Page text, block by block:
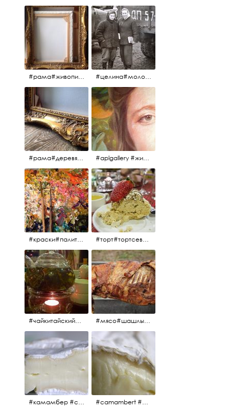
#рама#живопись#антиквариат#спб#aplgallery #целина#молодёжьнацелине#комсомолки#50тыегода #50тые#СССР
#рама#деревяннаярама#антиквариат#живопись#aplgallery #aplgallery #живопись #портрет
#краски#палитра#картина#живопись#aplgallery #торт#тортсевер#север#severspb#северметрополь#безе#безесклубникой#тортвоздушный#тортсбезе#cake#meringuecake#meringuecakewithstrawberries @sever_metropol
#чайкитайский#чай#tea#teachinese @chinacook.ru #мясо#шашлык#шашлыкмашлык #пальчикиоближешь
#камамбер #сыр #camambert #camambert #сыр#камамбер